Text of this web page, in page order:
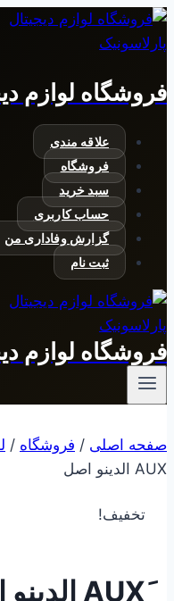
بازگشت
به
فروشگاه لوازم
علاقه مندی
فروشگاه
سبد خرید
حساب کاربری
گزارش وفاداری من
ثبت نام
فروشگاه لوازم
صفحه اصلی / فروشگاه /
تخفیف!